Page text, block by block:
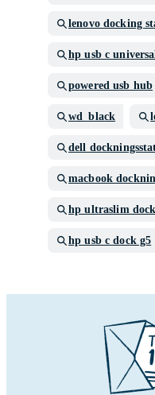
lenovo docking
hp usb c
powered usb hub
wd_black
dell
macbook
hp ultraslim
hp usb c dock g5